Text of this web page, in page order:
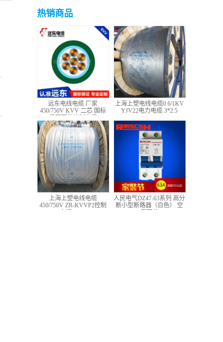
热销商品
远东电线电缆 厂家
450/750V KVV 二芯 国标
上海上塑电线电缆0.6/1KV
YJV22电力电缆 3*2.5
上海上塑电线电缆
450/750V ZR-KVVP2控制
人民电气DZ47-63系列 高分
断小型断路器（白色） 空